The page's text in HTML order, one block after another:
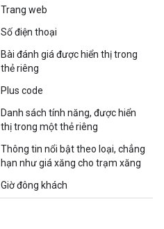
Trang web
Số điện thoại
Bài đánh giá được hiển thị trong
thẻ riêng
Plus code
Danh sách tính năng, được hiển
thị trong một thẻ riêng
Thông tin nổi bật theo loại, chẳng
hạn như giá xăng cho trạm xăng
Giờ đông khách